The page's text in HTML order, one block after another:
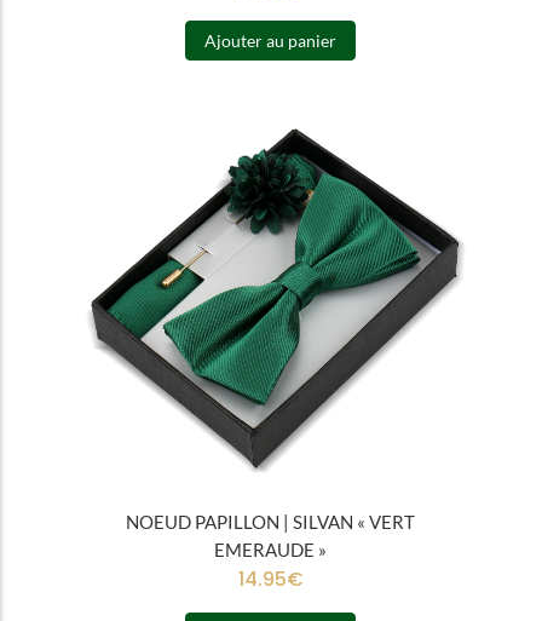
Ajouter au panier
NOEUD PAPILLON | SILVAN « VERT
EMERAUDE »
14.95€